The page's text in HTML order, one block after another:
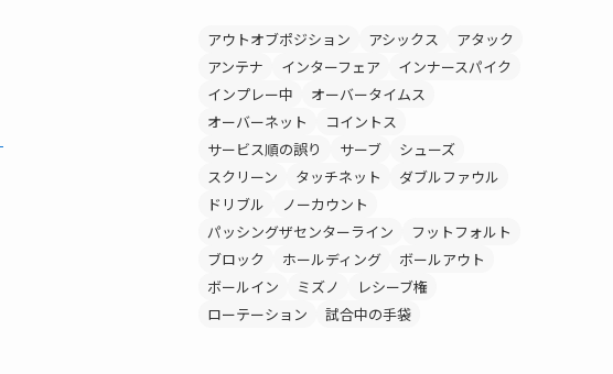
アウトオブポジション アシックス
アタック
アンテナ
インターフェア
インナースパイク
インプレー中
オーバータイムス
オーバーネット
コイントス
サービス順の誤り
サーブ
シューズ
スクリーン
タッチネット
ダブルファウル
ドリブル
ノーカウント
パッシングザセンターライン
フットフォルト
ブロック
ホールディング
ボールアウト
ボールイン
ミズノ
レシーブ権
ローテーション
試合中の手袋